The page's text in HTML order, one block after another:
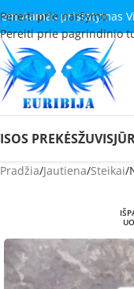
Pereiti prie naršymo
Pereiti prie pagrindinio
pristatymas
PREKĖSŽUVIS
Pradžia Jautiena Steikai